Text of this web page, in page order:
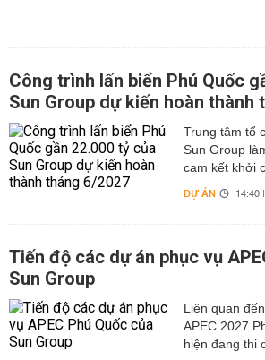
Công trình lấn biển Phú Quốc
Sun Group dự kiến hoàn thành
Trung tâm tổ
Sun Group
cam kết khởi
DỰ ÁN 14:40
Tiến độ các dự án phục vụ
Sun Group
Liên quan
APEC 2027
hiện đang thi